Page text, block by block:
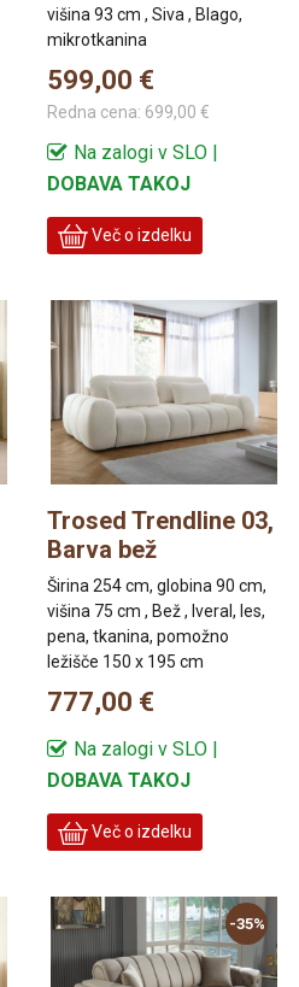
višina 93 cm , Siva , Blago,
mikrotkanina
599,00 €
Redna cena: 699,00 €
Na zalogi v SLO |
DOBAVA TAKOJ
Več o izdelku
Trosed Trendline 03,
Barva bež
Širina 254 cm, globina 90 cm,
višina 75 cm , Bež , Iveral, les,
pena, tkanina, pomožno
ležišče 150 x 195 cm
777,00 €
Na zalogi v SLO |
DOBAVA TAKOJ
Več o izdelku
-35%